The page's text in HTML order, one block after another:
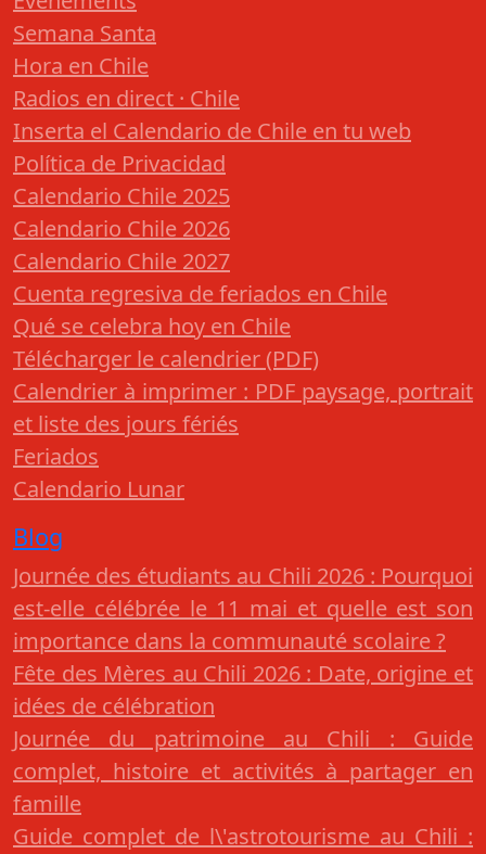
Semana Santa
Hora en Chile
Radios en direct · Chile
Inserta el Calendario de Chile en tu web
Política de Privacidad
Calendario Chile 2025
Calendario Chile 2026
Calendario Chile 2027
Cuenta regresiva de feriados en Chile
Qué se celebra hoy en Chile
Télécharger le calendrier (PDF)
Calendrier à imprimer : PDF paysage, portrait
et liste des jours fériés
Feriados
Calendario Lunar
Blog
Journée des étudiants au Chili 2026 : Pourquoi
est-elle célébrée le 11 mai et quelle est son
importance dans la communauté scolaire ?
Fête des Mères au Chili 2026 : Date, origine et
idées de célébration
Journée du patrimoine au Chili : Guide
complet, histoire et activités à partager en
famille
Guide complet de l\'astrotourisme au Chili :